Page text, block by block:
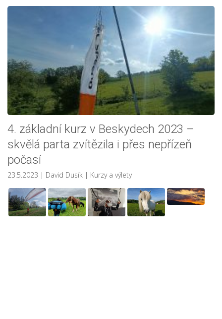
4. základní kurz v Beskydech 2023 –
skvělá parta zvítězila i přes nepřízeň
počasí
23.5.2023 | David Dusík | Kurzy a výlety